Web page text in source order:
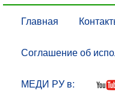
Главная
Соглашение об
МЕДИ РУ в: